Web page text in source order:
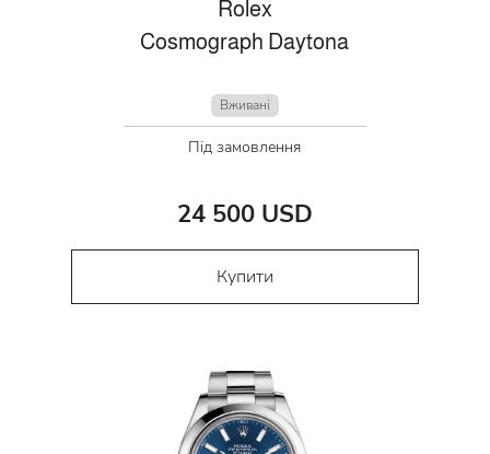
Rolex
Cosmograph Daytona
Вживані
Під замовлення
24 500 USD
Купити